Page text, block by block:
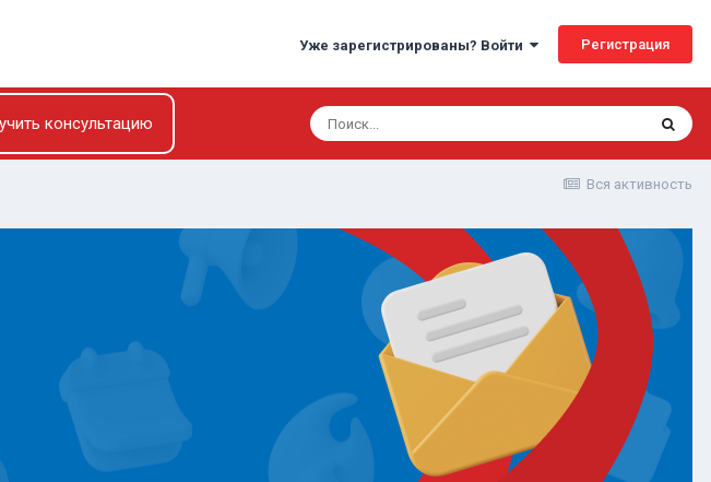
Уже зарегистрированы? Войти Регистрация
консультацию
Вся активность